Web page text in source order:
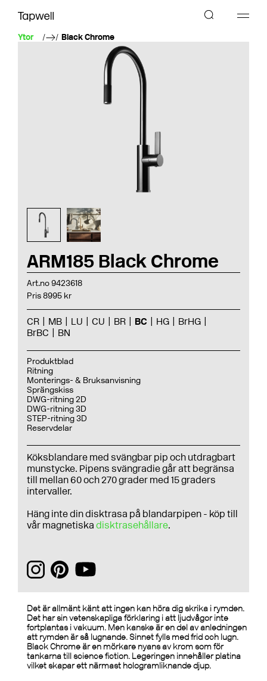
Ytor Black Chrome
ARM185 Black Chrome
Art.no 9423618
Pris 8995 kr
CR MB LU CU BR BC HG
BrHG
BrBC
BN
Produktblad
Ritning
Monterings- & Bruksanvisning
Sprängskiss
DWG-ritning 2D
DWG-ritning 3D
STEP-ritning 3D
Reservdelar
Köksblandare med svängbar pip och utdragbart
munstycke. Pipens svängradie går att begränsa
till mellan 60 och 270 grader med 15 graders
intervaller.
Häng inte din disktrasa på blandarpipen - köp till
vår magnetiska disktrasehållare.
Det är allmänt känt att ingen kan höra dig skrika i rymden.
Det har sin vetenskapliga förklaring i att ljudvågor inte
fortplantas i vakuum. Men kanske är en del av anledningen
att rymden är så lugnande. Sinnet fylls med frid och lugn.
Black Chrome är en mörkare nyans av krom som för
tankarna till science fiction. Legeringen innehåller platina
vilket skapar ett närmast hologramliknande djup.